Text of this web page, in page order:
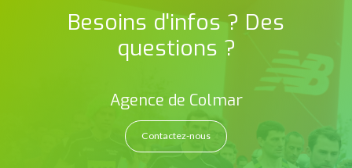
Besoins d'infos ? Des
questions ?
Agence de Colmar
Contactez-nous